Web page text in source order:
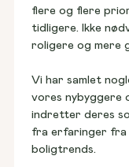
flere og flere
tidligere. Ikke
roligere og mere
Vi har samlet
vores nybyggere
indretter deres
fra erfaringer fra
boligtrends.